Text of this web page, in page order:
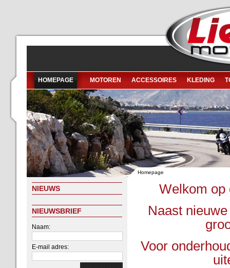
NIEUWS
NIEUWSBRIEF
Naam:
E-mail adres:
Welkom op
Naast
Voor
Homepage
HOMEPAGE MOTOREN ACCESSOIRES KLEDING